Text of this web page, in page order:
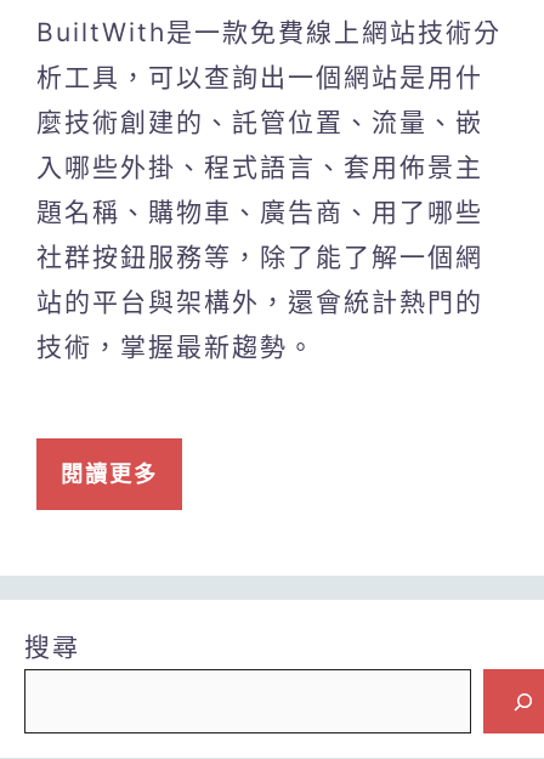
BuiltWith是一款免費線上網站技術分
析工具，可以查詢出一個網站是用什
麼技術創建的、託管位置、流量、嵌
入哪些外掛、程式語言、套用佈景主
題名稱、購物車、廣告商、用了哪些
社群按鈕服務等，除了能了解一個網
站的平台與架構外，還會統計熱門的
技術，掌握最新趨勢。
閱讀更多
搜尋